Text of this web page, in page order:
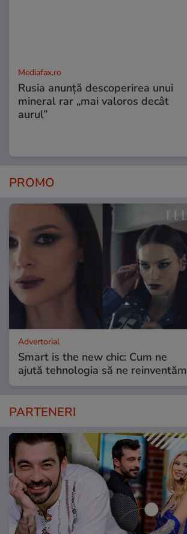
Mediafax.ro
Rusia anunță descoperirea unui
mineral rar „mai valoros decât
aurul”
PROMO
Advertorial
Smart is the new chic: Cum ne
ajută tehnologia să ne reinventăm
PARTENERI